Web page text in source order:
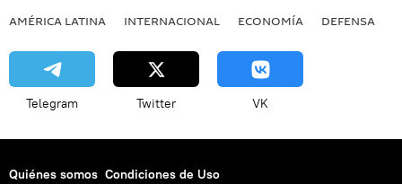
AMÉRICA LATINA INTERNACIONAL ECONOMÍA DEFENSA
Telegram Twitter VK
Quiénes somos Condiciones de Uso